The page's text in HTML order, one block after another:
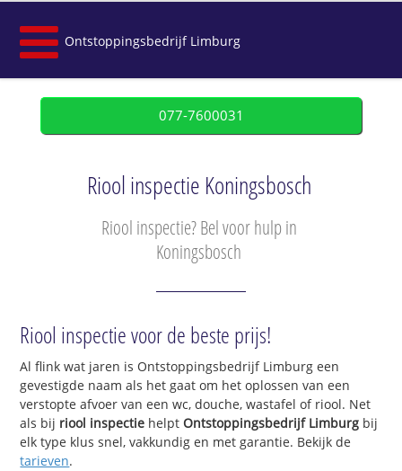
Ontstoppingsbedrijf Limburg
077-7600031
Riool inspectie Koningsbosch
Riool inspectie? Bel voor hulp in
Koningsbosch
Riool inspectie voor de beste prijs!
Al flink wat jaren is Ontstoppingsbedrijf Limburg een
gevestigde naam als het gaat om het oplossen van een
verstopte afvoer van een wc, douche, wastafel of riool. Net
als bij riool inspectie helptOntstoppingsbedrijf Limburg bij
elk type klus snel, vakkundig en met garantie. Bekijk de
tarieven.